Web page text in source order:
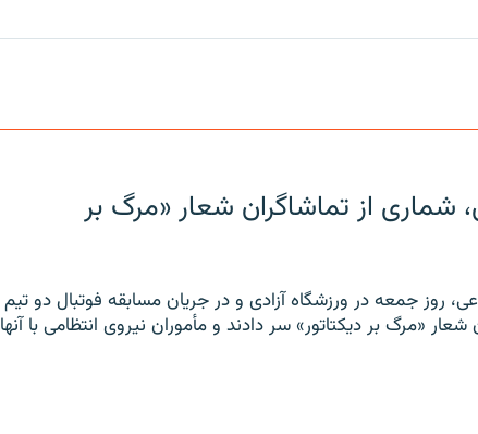
شماری از تماشاگران شعار «مرگ بر
روز جمعه در ورزشگاه آزادی و در جریان مسابقه فوتبال دو تیم
شعار «مرگ بر دیکتاتور» سر دادند و مأموران نیروی انتظامی با آنها